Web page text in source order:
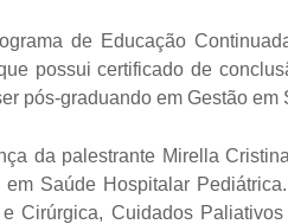
de Educação
possui certificado de
pós-graduando em Gestão
da palestrante Mirella
Saúde Hospitalar
e Cirúrgica, Cuidados